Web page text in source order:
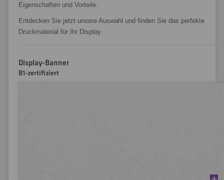
Eigenschaften und Vorteile.
Entdecken Sie jetzt unsere Auswahl und finden Sie das perfekte
Druckmaterial für Ihr Display.
Display-Banner
B1-zertifiziert